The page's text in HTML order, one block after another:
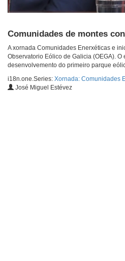
Comunidades de montes
A xornada Comunidades Enerxéticas e
Observatorio Eólico de Galicia (OEGA).
desenvolvemento do primeiro parque
i18n.one.Series: Xornada: Comunidades
José Miguel Estévez